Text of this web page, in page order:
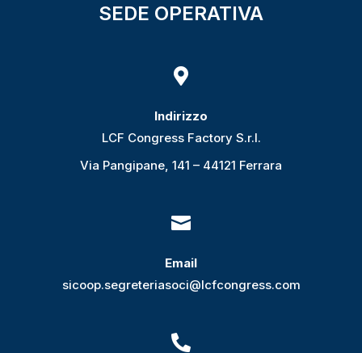
SEDE OPERATIVA

Indirizzo
LCF Congress Factory S.r.l.
Via Pangipane, 141 – 44121 Ferrara

Email
sicoop.segreteriasoci@lcfcongress.com
